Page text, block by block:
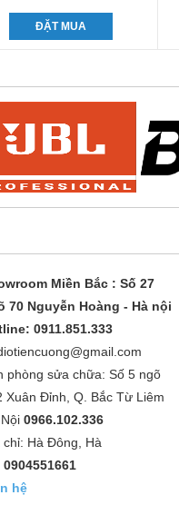
ĐẶT MUA
Miền Bắc : Số 27
70 Nguyễn Hoàng - Hà nội
0911.851.333
phòng sửa chữa: Số 5 ngõ
Xuân Đỉnh, Q. Bắc Từ Liêm
0966.102.336
Hà Đông, Hà
0904551661
hệ